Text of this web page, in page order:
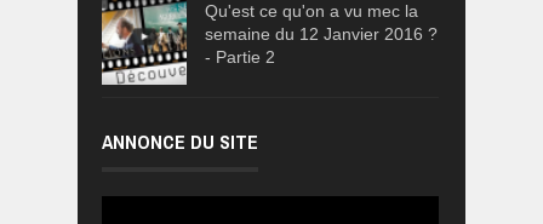
Qu'est ce qu'on a vu mec la
semaine du 12 Janvier 2016 ?
- Partie 2
ANNONCE DU SITE